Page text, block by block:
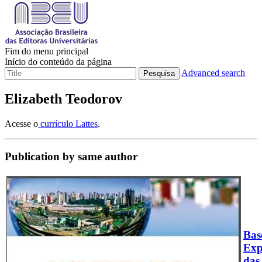
Fim do menu principal
Início do conteúdo da página
Pesquisa Advanced search
Elizabeth Teodorov
Acesse o currículo Lattes.
Publication by same author